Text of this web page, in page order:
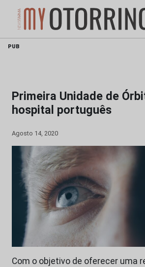
Skip
PUB
Primeira Unidade de
hospital português
Agosto 14, 2020
Com o objetivo de oferecer uma